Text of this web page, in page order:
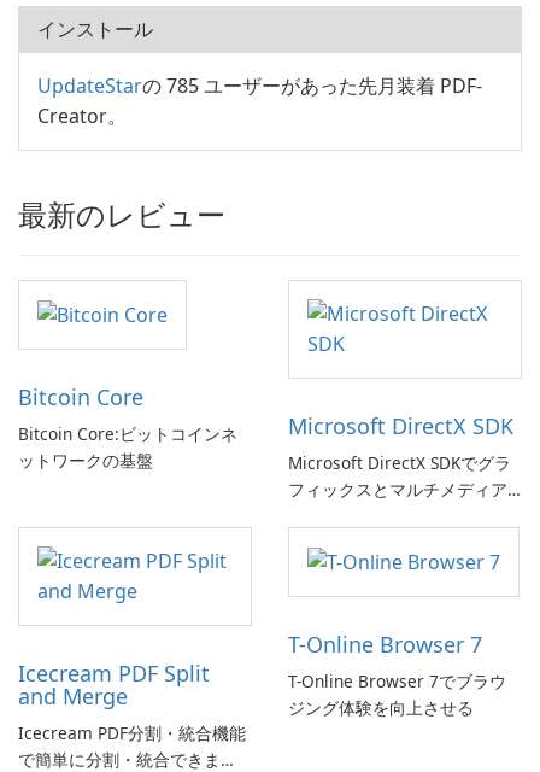
インストール
UpdateStarの 785 ユーザーがあった先月装着 PDF-
Creator。
最新のレビュー
Bitcoin Core
Bitcoin Core:ビットコインネ
ットワークの基盤
Microsoft DirectX SDK
Microsoft DirectX SDKでグラ
フィックスとマルチメディア
Icecream PDF Split
and Merge
Icecream PDF分割・統合機能
で簡単に分割・統合できま
T-Online Browser 7
T-Online Browser 7でブラウ
ジング体験を向上させる